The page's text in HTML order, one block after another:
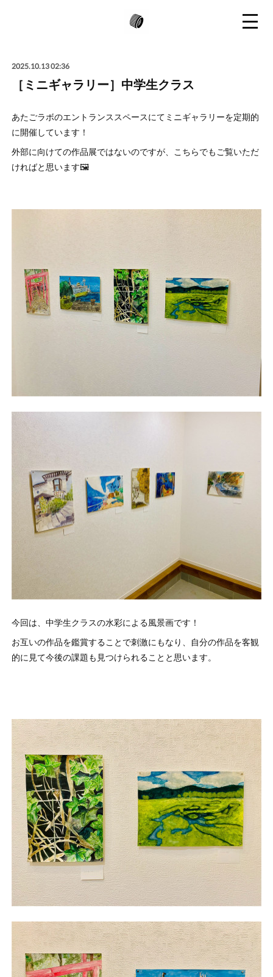
2025.10.13 02:36
［ミニギャラリー］中学生クラス
あたごラボのエントランススペースにてミニギャラリーを定期的
に開催しています！
外部に向けての作品展ではないのですが、こちらでもご覧いただ
ければと思います🖼️
今回は、中学生クラスの水彩による風景画です！
お互いの作品を鑑賞することで刺激にもなり、自分の作品を客観
的に見て今後の課題も見つけられることと思います。